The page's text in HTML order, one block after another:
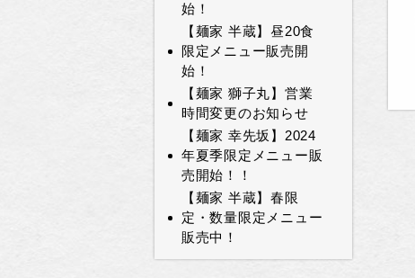
始！
【麺家 半蔵】昼20食
限定メニュー販売開
始！
【麺家 獅子丸】営業
時間変更のお知らせ
【麺家 幸先坂】2024
年夏季限定メニュー販
売開始！！
【麺家 半蔵】春限
定・数量限定メニュー
販売中！